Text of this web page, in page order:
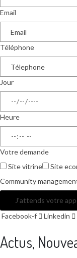
Email
Téléphone
Jour
Heure
Votre demande
Site vitrine
Site
Community
J'attends votre
Facebook-f
Linkedin
Actus,